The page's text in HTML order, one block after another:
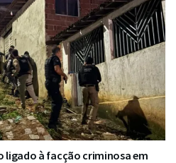
ligado à facção criminosa em